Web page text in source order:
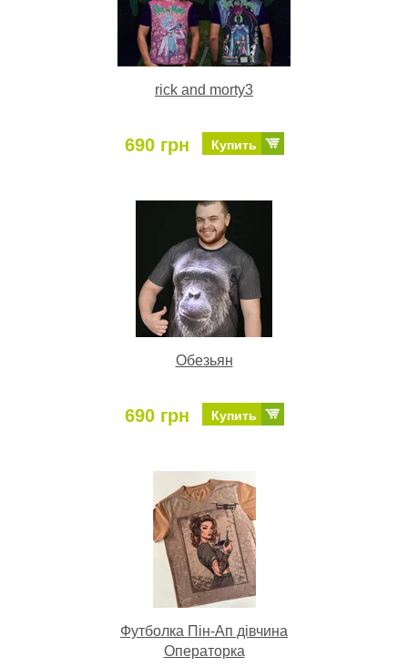
rick and morty3
690 грн Купить
Обезьян
690 грн Купить
Футболка Пін-Ап дівчина
Операторка